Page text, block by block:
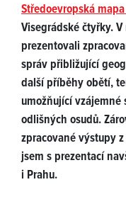
Středoevropská
Visegrádské čtyřky.
prezentovali
správ přibližující
další příběhy obětí,
umožňující
odlišných osudů.
zpracované výstupy
jsem s prezentací
i Prahu.